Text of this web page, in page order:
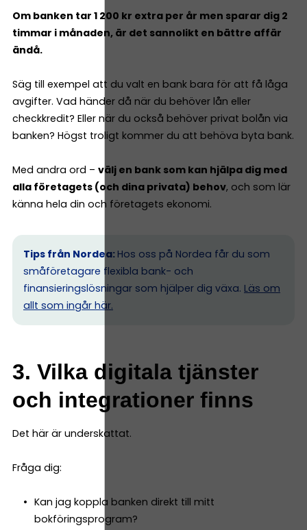
Om banken tar 1 200 kr extra per år men sparar dig 2
timmar i månaden, är det sannolikt en bättre affär
ändå.
Säg till exempel att du valt en bank bara för att få låga
avgifter. Vad händer då när du behöver lån eller
checkkredit? Eller när du också behöver privat bolån via
banken? Högst troligt kommer du att behöva byta bank.
Med andra ord – välj en bank som kan hjälpa dig med
alla företagets (och dina privata) behov, och som lär
känna hela din och företagets ekonomi.
Tips från Nordea: Hos oss på Nordea får du som
småföretagare flexibla bank- och
finansieringslösningar som hjälper dig växa. Läs om
allt som ingår här.
3. Vilka digitala tjänster
och integrationer finns
Det här är underskattat.
Fråga dig:
Kan jag koppla banken direkt till mitt
bokföringsprogram?